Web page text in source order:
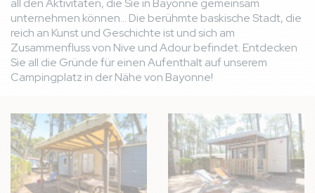
all den Aktivitäten, die Sie in Bayonne gemeinsam
unternehmen können... Die berühmte baskische Stadt, die
reich an Kunst und Geschichte ist und sich am
Zusammenfluss von Nive und Adour befindet. Entdecken
Sie all die Gründe für einen Aufenthalt auf unserem
Campingplatz in der Nähe von Bayonne!
Bild Bild